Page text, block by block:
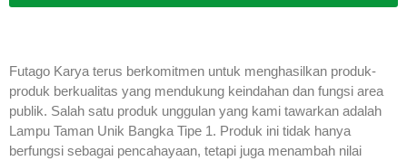
Futago Karya terus berkomitmen untuk menghasilkan produk-
produk berkualitas yang mendukung keindahan dan fungsi area
publik. Salah satu produk unggulan yang kami tawarkan adalah
Lampu Taman Unik Bangka Tipe 1. Produk ini tidak hanya
berfungsi sebagai pencahayaan, tetapi juga menambah nilai